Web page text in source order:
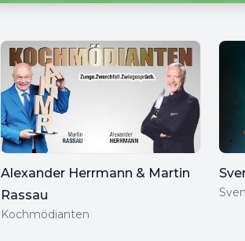
Alexander Herrmann & Martin
Rassau
Kochmödianten